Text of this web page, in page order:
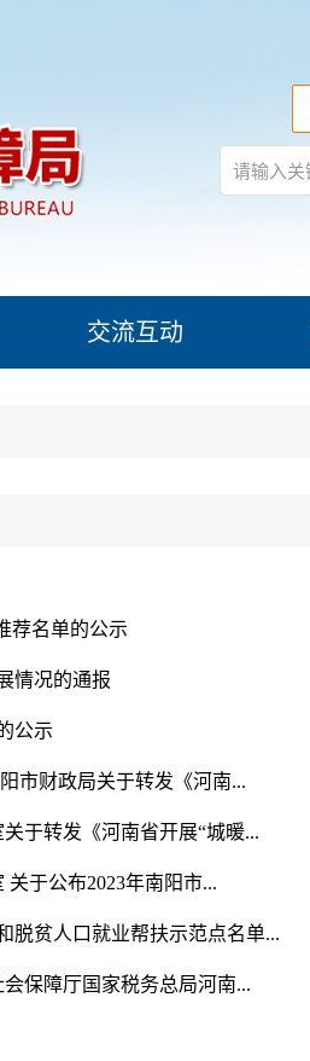
交流互动
荐名单的公示
情况的通报
公示
市财政局关于转发《河南...
于转发《河南省开展“城暖...
于公布2023年南阳市...
脱贫人口就业帮扶示范点名单...
保障厅国家税务总局河南...